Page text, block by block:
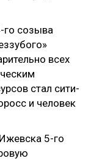
го созыва
всех
стал сити-
и человек
5-го